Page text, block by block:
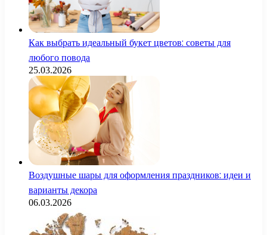
Как выбрать идеальный букет цветов: советы для
любого повода
25.03.2026
Воздушные шары для оформления праздников: идеи и
варианты декора
06.03.2026